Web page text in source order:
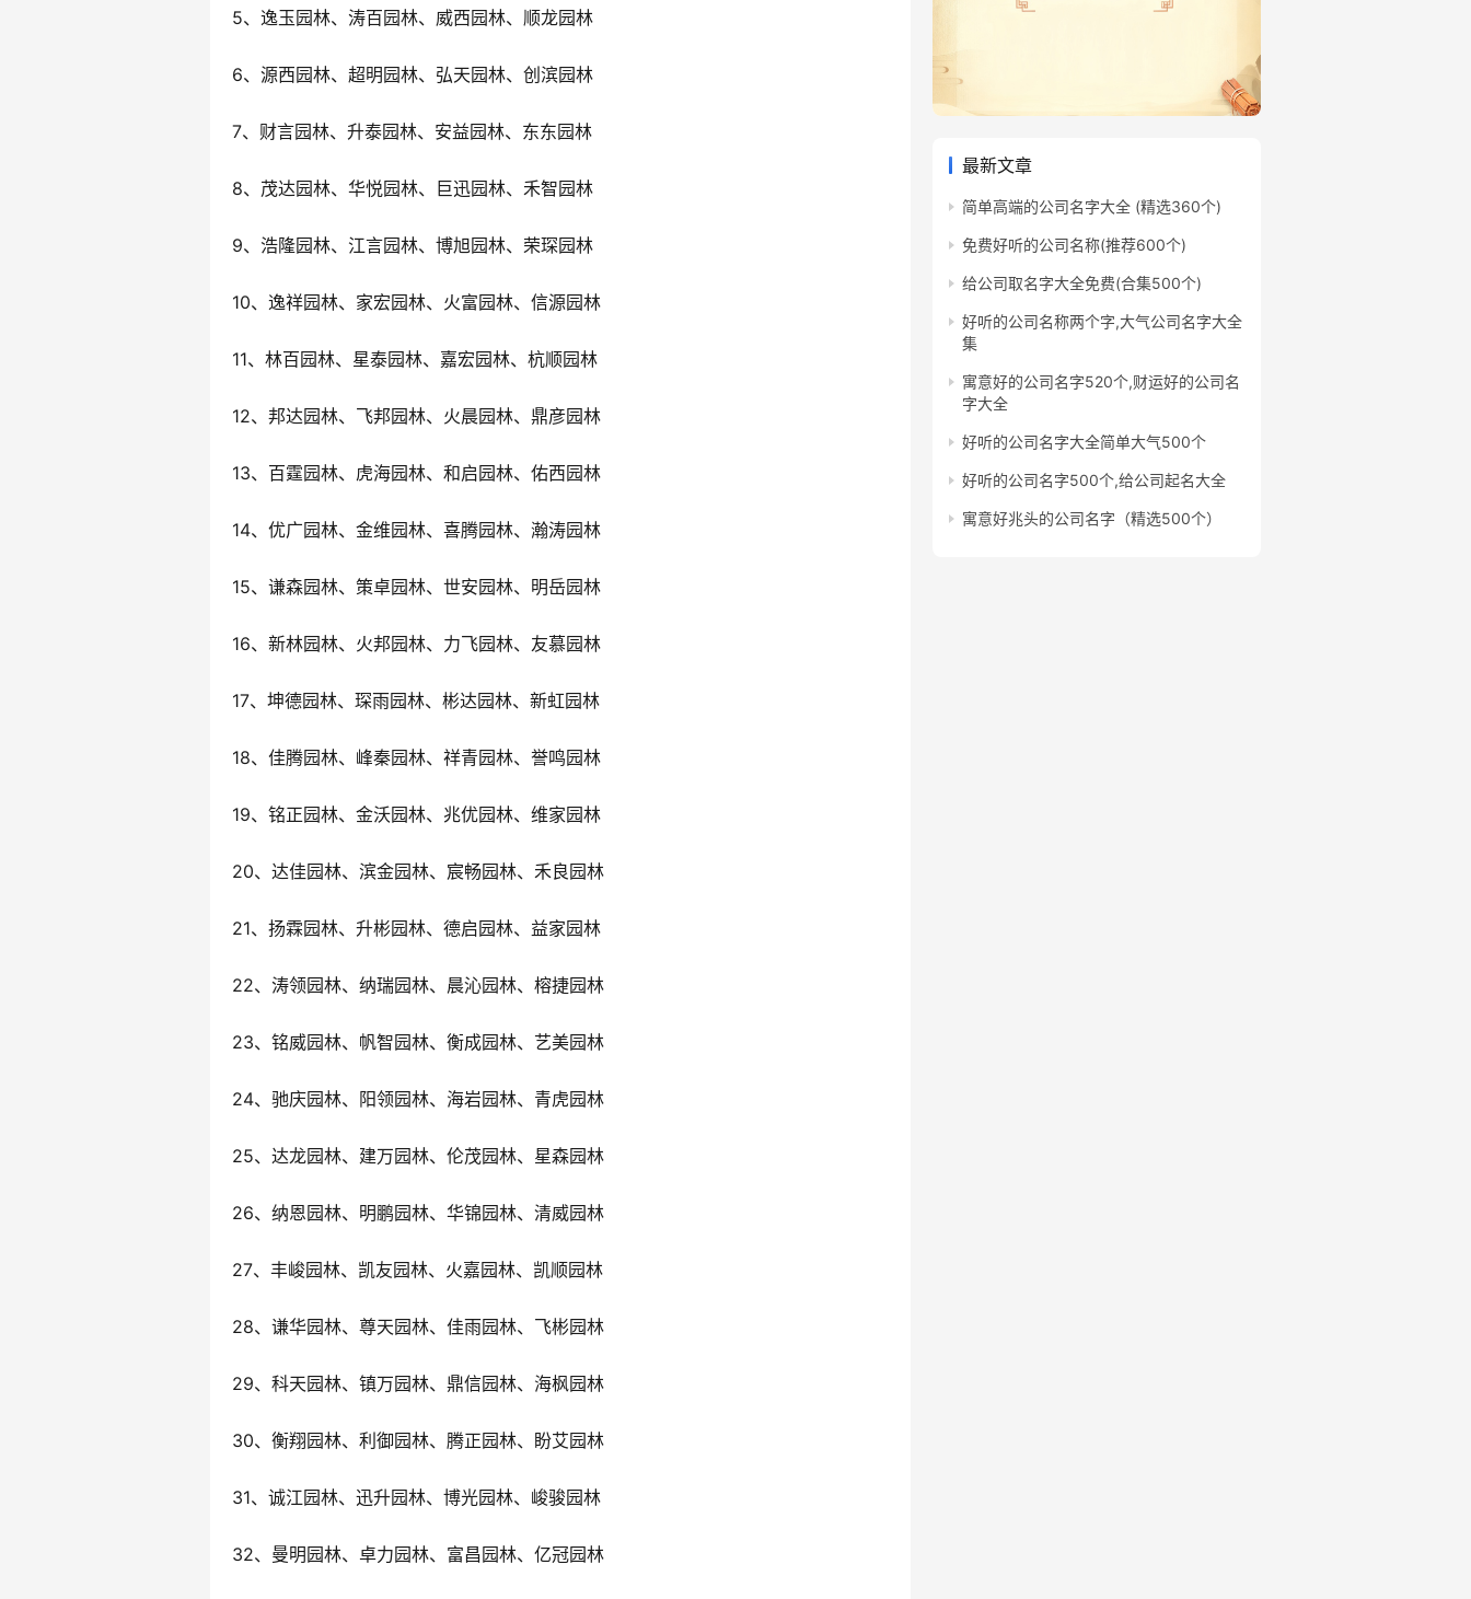
5、逸玉园林、涛百园林、威西园林、顺龙园林
6、源西园林、超明园林、弘天园林、创滨园林
7、财言园林、升泰园林、安益园林、东东园林
8、茂达园林、华悦园林、巨迅园林、禾智园林
9、浩隆园林、江言园林、博旭园林、荣琛园林
10、逸祥园林、家宏园林、火富园林、信源园林
11、林百园林、星泰园林、嘉宏园林、杭顺园林
12、邦达园林、飞邦园林、火晨园林、鼎彦园林
13、百霆园林、虎海园林、和启园林、佑西园林
14、优广园林、金维园林、喜腾园林、瀚涛园林
15、谦森园林、策卓园林、世安园林、明岳园林
16、新林园林、火邦园林、力飞园林、友慕园林
17、坤德园林、琛雨园林、彬达园林、新虹园林
18、佳腾园林、峰秦园林、祥青园林、誉鸣园林
19、铭正园林、金沃园林、兆优园林、维家园林
20、达佳园林、滨金园林、宸畅园林、禾良园林
21、扬霖园林、升彬园林、德启园林、益家园林
22、涛领园林、纳瑞园林、晨沁园林、榕捷园林
23、铭威园林、帆智园林、衡成园林、艺美园林
24、驰庆园林、阳领园林、海岩园林、青虎园林
25、达龙园林、建万园林、伦茂园林、星森园林
26、纳恩园林、明鹏园林、华锦园林、清威园林
27、丰峻园林、凯友园林、火嘉园林、凯顺园林
28、谦华园林、尊天园林、佳雨园林、飞彬园林
29、科天园林、镇万园林、鼎信园林、海枫园林
30、衡翔园林、利御园林、腾正园林、盼艾园林
31、诚江园林、迅升园林、博光园林、峻骏园林
32、曼明园林、卓力园林、富昌园林、亿冠园林
最新文章
简单高端的公司名字大全 (精选360个)
免费好听的公司名称(推荐600个)
给公司取名字大全免费(合集500个)
好听的公司名称两个字,大气公司名字大全
集
寓意好的公司名字520个,财运好的公司名
字大全
好听的公司名字大全简单大气500个
好听的公司名字500个,给公司起名大全
寓意好兆头的公司名字（精选500个）